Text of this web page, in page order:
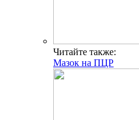
Читайте также:
Мазок на ПЦР